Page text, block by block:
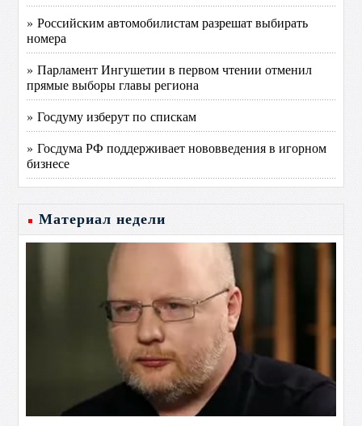
» Российским автомобилистам разрешат выбирать
номера
» Парламент Ингушетии в первом чтении отменил
прямые выборы главы региона
» Госдуму изберут по спискам
» Госдума РФ поддерживает нововведения в игорном
бизнесе
Материал недели